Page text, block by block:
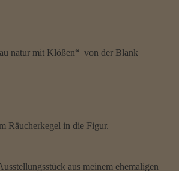
natur mit Klößen“ von der Blank
Räucherkegel in die Figur.
aus meinem ehemaligen